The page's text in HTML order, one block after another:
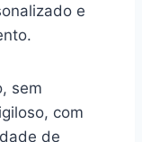
e
sem
com
de